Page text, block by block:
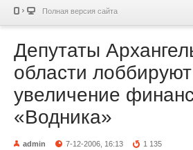
Полная версия сайта
Депутаты
области лоббируют
увеличение
«Водника»
admin 7-12-2006, 16:13 1 135